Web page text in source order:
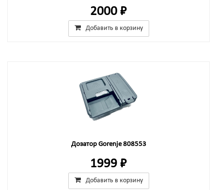
2000 ₽
Добавить в корзину
Дозатор Gorenje 808553
1999 ₽
Добавить в корзину